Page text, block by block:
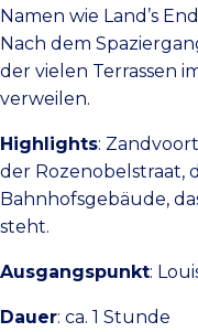
Namen wie Land’s
Nach dem
der vielen Terrassen
verweilen.
Highlights:
der Rozenobelstraat,
Bahnhofsgebäude,
steht.
Ausgangspunkt:
Dauer: ca. 1 Stunde